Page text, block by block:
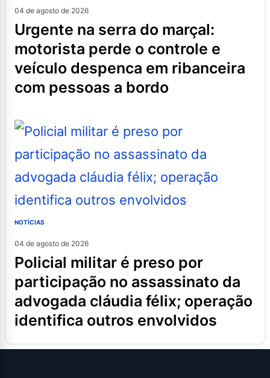
04 de agosto de 2026
urgente na serra do marçal:
motorista perde o controle e
veículo despenca em ribanceira
com pessoas a bordo
NOTÍCIAS
04 de agosto de 2026
policial militar é preso por
participação no assassinato da
advogada cláudia félix; operação
identifica outros envolvidos